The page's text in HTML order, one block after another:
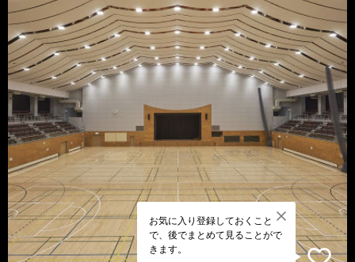
お気に入り登録しておくこと
で、後でまとめて見ることがで
きます。